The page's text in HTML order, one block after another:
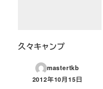
久々キャンプ
mastertkb
投稿日
2012年10月15日